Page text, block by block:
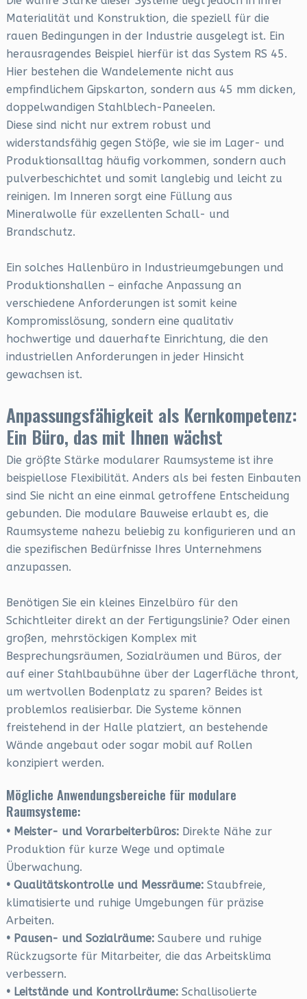
Materialität und Konstruktion, die speziell für die
rauen Bedingungen in der Industrie ausgelegt ist. Ein
herausragendes Beispiel hierfür ist das System RS 45.
Hier bestehen die Wandelemente nicht aus
empfindlichem Gipskarton, sondern aus 45 mm dicken,
doppelwandigen Stahlblech-Paneelen.
Diese sind nicht nur extrem robust und
widerstandsfähig gegen Stöße, wie sie im Lager- und
Produktionsalltag häufig vorkommen, sondern auch
pulverbeschichtet und somit langlebig und leicht zu
reinigen. Im Inneren sorgt eine Füllung aus
Mineralwolle für exzellenten Schall- und
Brandschutz.
Ein solches Hallenbüro in Industrieumgebungen und
Produktionshallen – einfache Anpassung an
verschiedene Anforderungen ist somit keine
Kompromisslösung, sondern eine qualitativ
hochwertige und dauerhafte Einrichtung, die den
industriellen Anforderungen in jeder Hinsicht
gewachsen ist.
Anpassungsfähigkeit als Kernkompetenz:
Ein Büro, das mit Ihnen wächst
Die größte Stärke modularer Raumsysteme ist ihre
beispiellose Flexibilität. Anders als bei festen Einbauten
sind Sie nicht an eine einmal getroffene Entscheidung
gebunden. Die modulare Bauweise erlaubt es, die
Raumsysteme nahezu beliebig zu konfigurieren und an
die spezifischen Bedürfnisse Ihres Unternehmens
anzupassen.
Benötigen Sie ein kleines Einzelbüro für den
Schichtleiter direkt an der Fertigungslinie? Oder einen
großen, mehrstöckigen Komplex mit
Besprechungsräumen, Sozialräumen und Büros, der
auf einer Stahlbaubühne über der Lagerfläche thront,
um wertvollen Bodenplatz zu sparen? Beides ist
problemlos realisierbar. Die Systeme können
freistehend in der Halle platziert, an bestehende
Wände angebaut oder sogar mobil auf Rollen
konzipiert werden.
Mögliche Anwendungsbereiche für modulare
Raumsysteme:
• Meister- und Vorarbeiterbüros:Direkte Nähe zur
Produktion für kurze Wege und optimale
Überwachung.
• Qualitätskontrolle und Messräume:Staubfreie,
klimatisierte und ruhige Umgebungen für präzise
Arbeiten.
• Pausen- und Sozialräume:Saubere und ruhige
Rückzugsorte für Mitarbeiter, die das Arbeitsklima
verbessern.
• Leitstände und Kontrollräume:Schallisolierte